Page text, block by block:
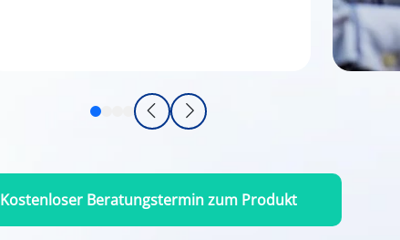
Kostenloser Beratungstermin zum Produkt